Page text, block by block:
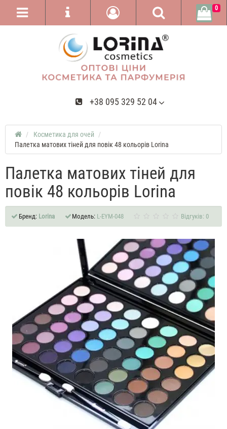
+38 095 329 52 04
0
Косметика для очей
Палетка матових тіней для повік 48 кольорів Lorina
Палетка матових тіней для
повік 48 кольорів Lorina
Бренд: Lorina Модель: L-EYM-048 Відгуків: 0